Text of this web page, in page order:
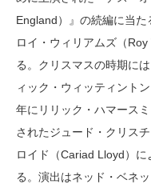
England）』の続編に当
ロイ・ウィリアムズ（
る。クリスマスの時期に
ィック・ウィッティント
年にリリック・ハマース
されたジュード・クリス
ロイド（Cariad Lloyd）
る。演出はネッド・ベネ